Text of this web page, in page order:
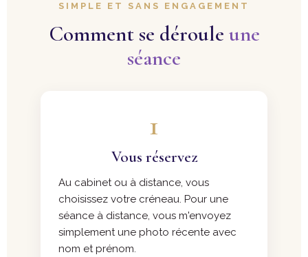
SIMPLE ET SANS ENGAGEMENT
Comment se déroule une
séance
1
Vous réservez
Au cabinet ou à distance, vous
choisissez votre créneau. Pour une
séance à distance, vous m'envoyez
simplement une photo récente avec
nom et prénom.